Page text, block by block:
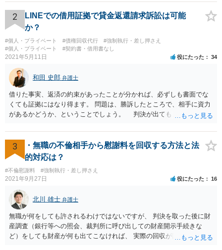
寧に対応するべきです。 また，貸主側からすれば，減額だけを抽象的
に求められても，応じるべきかどうか判断ができないという可能性も
あり得ます。 そこで，減額を求める金額，期間やその他の条件につい
ては，できる限り具体的な提案をして交渉するべきだと思います。 ②
資金繰りが厳しく、家賃をしばらく支払えなかったら差押えや強制退
去などになりますか？ 【回答】 滞納が続いたとしても，いきなり差押
の裁判が行われ，それを認容する判決が出てしまった後は，差押えな
どになる可能性があります。 ③ 自社では家賃交渉がうまく行かないと
き、弁護士の方に依頼することで交渉が進むことはありますか？弁護
士の他に相談したほうが良い相手・窓口などもあれば教えていただき
たいです 【回答】 ①で回答したとおり，弁護士に依頼しても，家賃交
者の主張を整理して分かりやすく貸主へ伝えることができますし，交
渉に対する真摯な姿勢を示すことができます。 また，交渉を弁護士に
任せることで負担が軽減されるため，その分，自社の経営などに集中
することも可能となります。 一方で，貸主によっては弁護士が介入す
ることに抵抗を感じる可能性もあるため，注意が必要です。 国・自治
体・日本政策金融公庫などが行っている融資や助成金を利用する手段
もありますので，参考にしてください。
2
LINEでの借用証拠で貸金返還請求訴訟は可能
か？
#個人・プライベート #債権回収代行
#強制執行・差し押さえ
#個人・プライベート
#契約書・借用書なし
2021年5月11日 役にたった 34
和田 史郎 弁護士
借りた事実、返済の約束があったことが分かれば、必ずしも書面でな
くても証拠にはなり得ます。 問題は、勝訴したところで、相手に資力
があるかどうか、ということでしょう。 判決が出ても、無い袖を振
3
・無職の不倫相手から慰謝料を回収する方法と法
的対応は？
#不倫慰謝料 #強制執行・差し押さえ
2021年9月27日 役にたった 16
北川 雄士 弁護士
無職が何をしても許されるわけではないですが、 判決を取った後に財
産調査（銀行等への照会、裁判所に呼び出しての財産開示手続きな
ど）をしても財産が何も出てこなければ、 実際の回収が困難であるの